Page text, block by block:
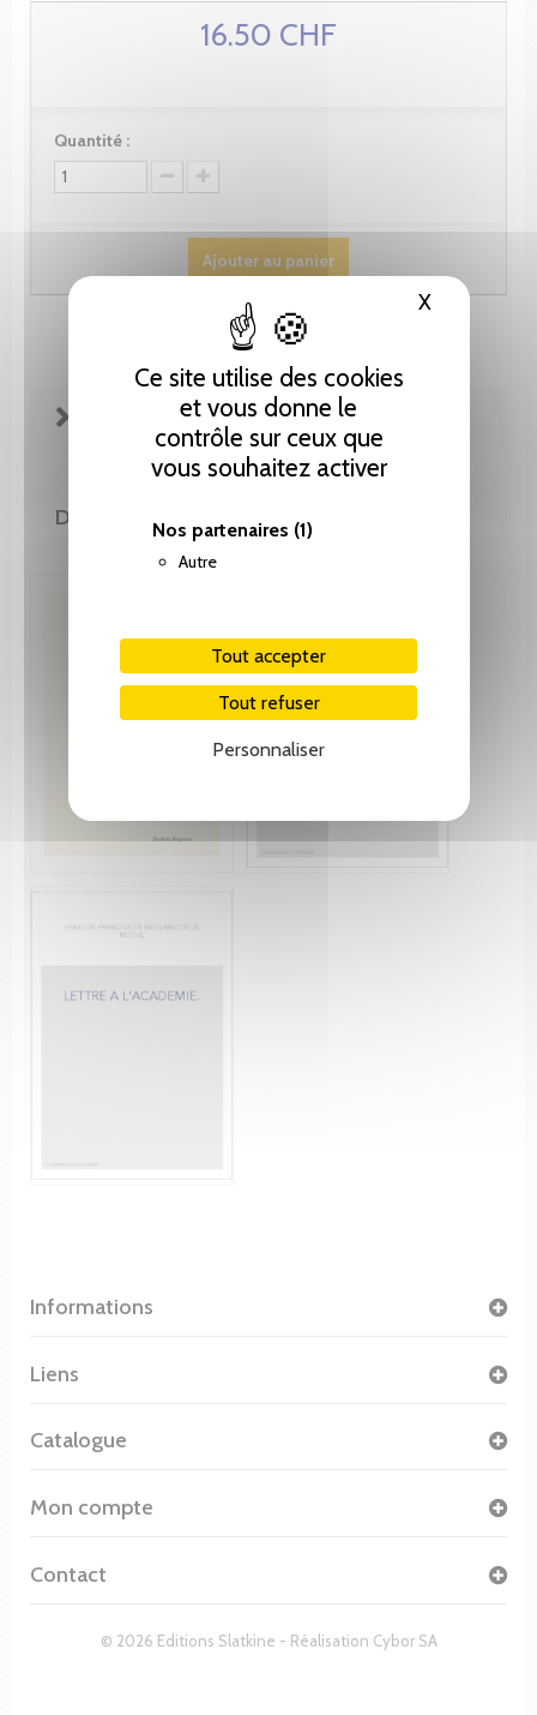
Ce site utilise des cookies
et vous donne le
contrôle sur ceux que
vous souhaitez activer
Nos partenaires (1)
Autre
Tout accepter
Tout refuser
Personnaliser
XMasquer
16.50 CHF
Quantité :
Ajouter au panier
FICHE TECHNIQUE
DE MÊME AUTEUR(E)
Informations
© 2026 Editions Slatkine - Réalisation Cybor SA
Liens
Catalogue
Mon compte
Contact